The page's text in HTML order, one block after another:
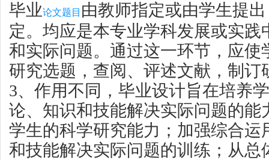
毕业论文题目 由教师指定或由学生提
定。均应是本专业学科发展或实践
和实际问题。通过这一环节，应使
研究选题，查阅、评述文献，制订
3、作用不同，毕业设计旨在培养
论、知识和技能解决实际问题的能
学生的科学研究能力；加强综合运
和技能解决实际问题的训练；从总